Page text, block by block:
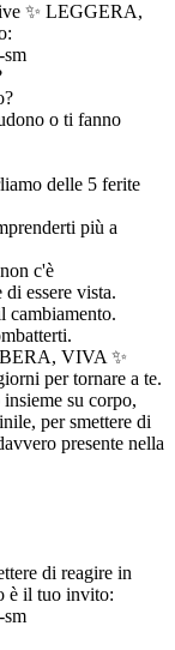
✨ LEGGERA,
o ti fanno
delle 5 ferite
più a
c'è
essere vista.
cambiamento.
VIVA ✨
per tornare a te.
su corpo,
per smettere di
presente nella
di reagire in
è il tuo invito: